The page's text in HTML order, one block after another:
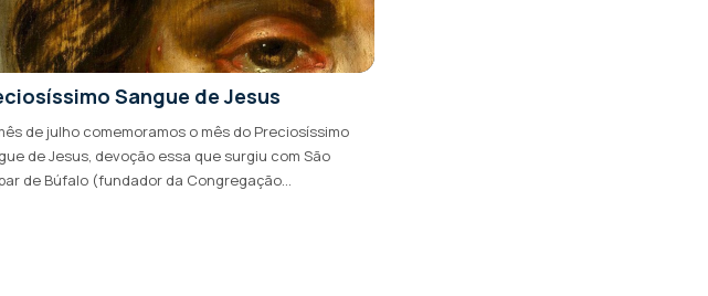
Sangue de Jesus
de julho comemoramos o mês do Preciosíssimo
de Jesus, devoção essa que surgiu com São
de Búfalo (fundador da Congregação...